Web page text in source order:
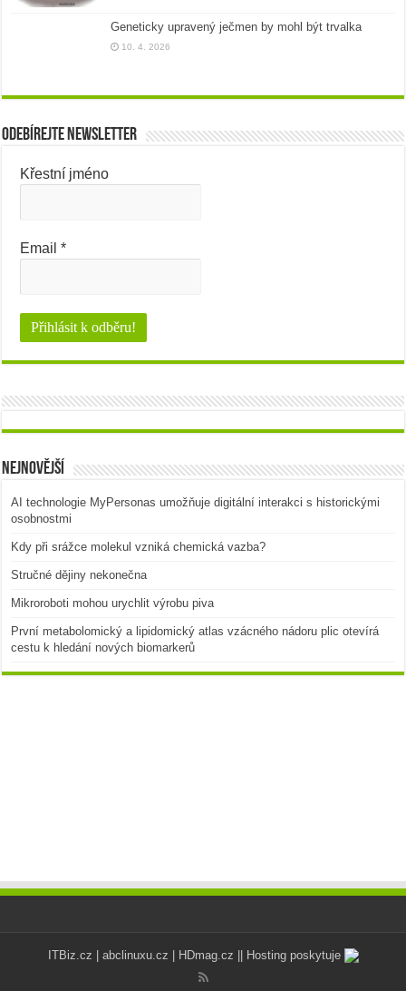
Geneticky upravený ječmen by mohl být trvalka
10. 4. 2026
Odebírejte newsletter
Křestní jméno
Email*
Nejnovější
AI technologie MyPersonas umožňuje digitální interakci s historickými
osobnostmi
Kdy při srážce molekul vzniká chemická vazba?
Stručné dějiny nekonečna
Mikroroboti mohou urychlit výrobu piva
První metabolomický a lipidomický atlas vzácného nádoru plic otevírá
cestu k hledání nových biomarkerů
ITBiz.cz abclinuxu.cz HDmag.cz || Hosting poskytuje